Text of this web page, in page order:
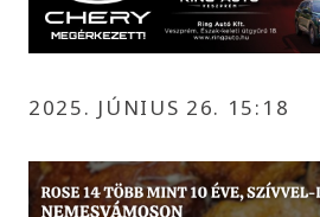
2025. JÚNIUS 26. 15:18